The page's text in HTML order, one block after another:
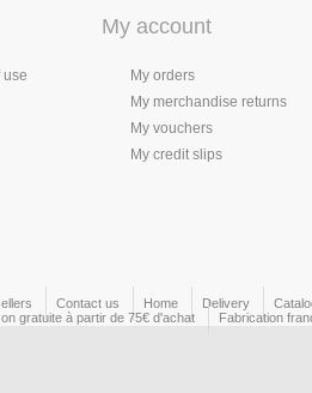
use
My account
My orders
My merchandise returns
My vouchers
My credit slips
Contact us Home Delivery
gratuite à partir de 75€ d'achat Fabrication